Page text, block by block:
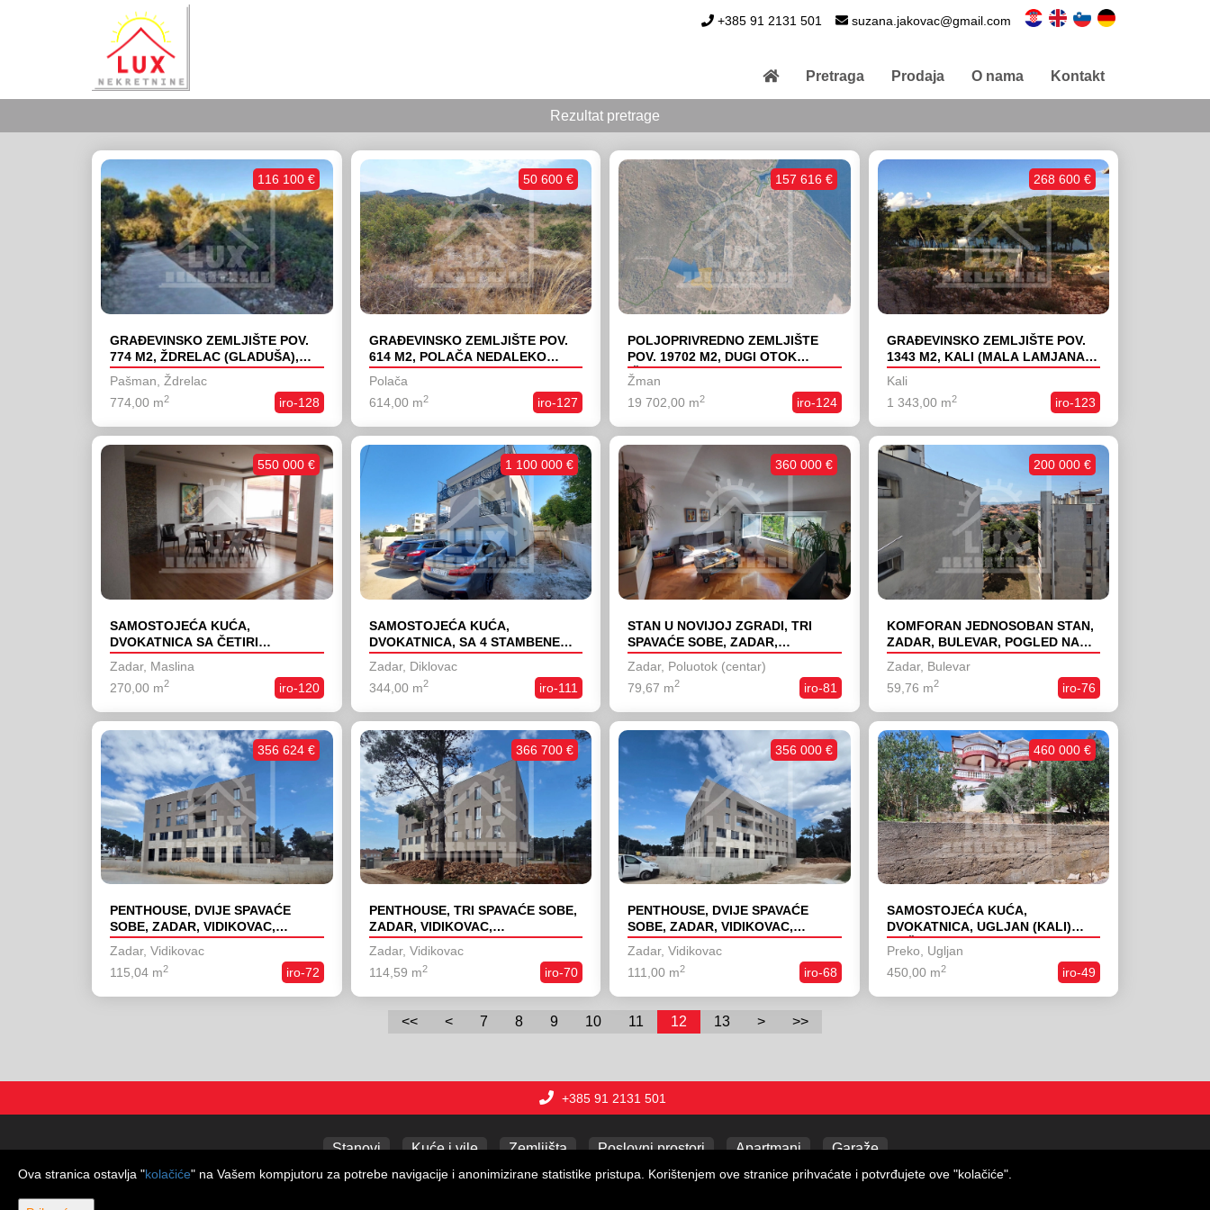
+385 91 2131 501 suzana.jakovac@gmail.com
Pretraga Prodaja O nama Kontakt
Rezultat pretrage
GRAĐEVINSKO ZEMLJIŠTE POV.
774 M2, ŽDRELAC (GLADUŠA),
300 METARA OD MORA
Pašman, Ždrelac
iro-128
774,00 m2
116 100 €
GRAĐEVINSKO ZEMLJIŠTE POV.
614 M2, POLAČA NEDALEKO
BIOGRADA NA MORU I
BENKOVCA
Polača
iro-127
614,00 m2
50 600 €
POLJOPRIVREDNO ZEMLJIŠTE
POV. 19702 M2, DUGI OTOK
(ŽMAN)
Žman
iro-124
19 702,00 m2
157 616 €
GRAĐEVINSKO ZEMLJIŠTE POV.
1343 M2, KALI (MALA LAMJANA),
70 METARA OD MORA
Kali
iro-123
1 343,00 m2
268 600 €
SAMOSTOJEĆA KUĆA,
DVOKATNICA SA ČETIRI
STAMBENE JEDINICE, ZADAR,
MASLINA/MELADA
Zadar, Maslina
iro-120
270,00 m2
550 000 €
SAMOSTOJEĆA KUĆA,
DVOKATNICA, SA 4 STAMBENE
JEDINICE, ZADAR, DIKLOVAC,
NOVOGRADNJA
Zadar, Diklovac
iro-111
344,00 m2
1 100 000 €
STAN U NOVIJOJ ZGRADI, TRI
SPAVAĆE SOBE, ZADAR,
POLUOTOK, PRODAJA
Zadar, Poluotok (centar)
iro-81
79,67 m2
360 000 €
KOMFORAN JEDNOSOBAN STAN,
ZADAR, BULEVAR, POGLED NA
MORE
Zadar, Bulevar
iro-76
59,76 m2
200 000 €
PENTHOUSE, DVIJE SPAVAĆE
SOBE, ZADAR, VIDIKOVAC,
NOVOGRADNJA
Zadar, Vidikovac
iro-72
115,04 m2
356 624 €
PENTHOUSE, TRI SPAVAĆE SOBE,
ZADAR, VIDIKOVAC,
NOVOGRADNJA
Zadar, Vidikovac
iro-70
114,59 m2
366 700 €
PENTHOUSE, DVIJE SPAVAĆE
SOBE, ZADAR, VIDIKOVAC,
NOVOGRADNJA
Zadar, Vidikovac
iro-68
111,00 m2
356 000 €
SAMOSTOJEĆA KUĆA,
DVOKATNICA, UGLJAN (KALI)
SNIŽENO
Preko, Ugljan
iro-49
450,00 m2
460 000 €
<< < 7 8 9 10 11 12 13 > >>
+385 91 2131 501
Stanovi Kuće i vile Zemljišta Poslovni prostori Apartmani Garaže
Ova stranica ostavlja "kolačiće" na Vašem kompjutoru za potrebe navigacije i anonimizirane statistike pristupa. Korištenjem ove stranice prihvaćate i potvrđujete ove "kolačiće".